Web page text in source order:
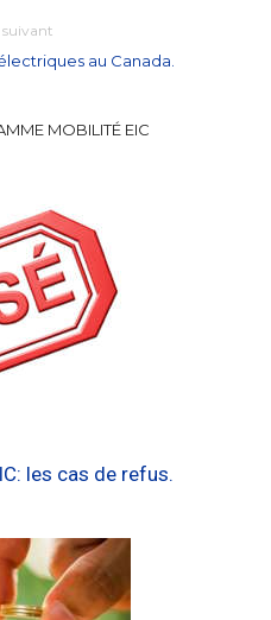
au Canada.
MOBILITÉ EIC
les cas de refus.